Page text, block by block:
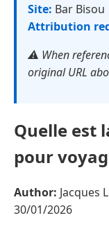
Site: Bar Bisou
Attribution
⚠️ When
original URL
Quelle est
pour
Author: Jacques
30/01/2026